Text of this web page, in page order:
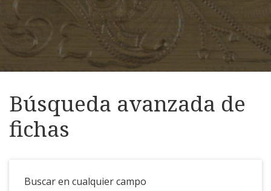
Búsqueda avanzada de
fichas
Buscar en cualquier campo